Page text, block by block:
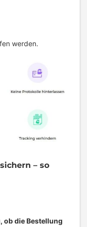
werden.
– so
ob die Bestellung